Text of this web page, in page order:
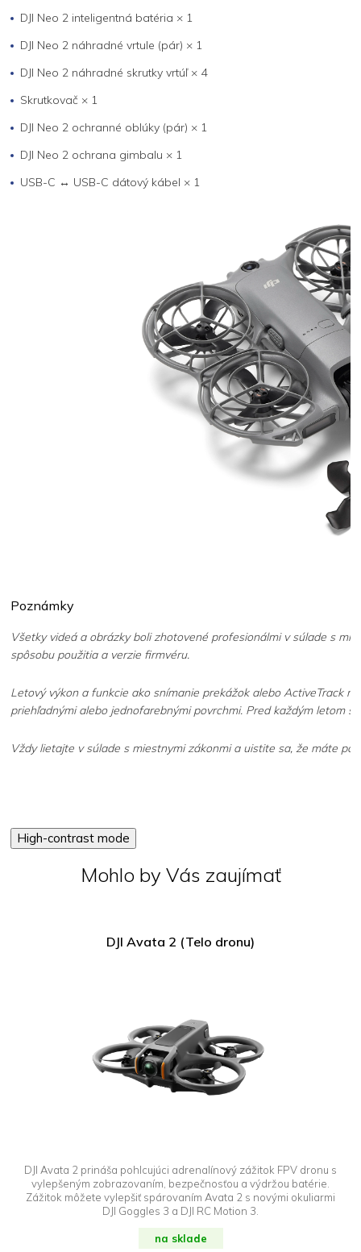
DJI Neo 2 inteligentná batéria × 1
DJI Neo 2 náhradné vrtule (pár) × 1
DJI Neo 2 náhradné skrutky vrtúľ × 4
Skrutkovač × 1
DJI Neo 2 ochranné oblúky (pár) × 1
DJI Neo 2 ochrana gimbalu × 1
USB-C ↔ USB-C dátový kábel × 1
Poznámky
Všetky videá a obrázky boli zhotovené profesionálmi v súlade s
spôsobu použitia a verzie firmvéru.
Letový výkon a funkcie ako snímanie prekážok alebo ActiveTrack
priehľadnými alebo jednofarebnými povrchmi. Pred každým letom
Vždy lietajte v súlade s miestnymi zákonmi a uistite sa, že máte
High-contrast mode
Mohlo by Vás zaujímať
DJI Avata 2 (Telo dronu)
DJI Avata 2 prináša pohlcujúci adrenalínový zážitok FPV dronu s
vylepšeným zobrazovaním, bezpečnosťou a výdržou batérie.
Zážitok môžete vylepšiť spárovaním Avata 2 s novými okuliarmi
DJI Goggles 3 a DJI RC Motion 3.
na sklade